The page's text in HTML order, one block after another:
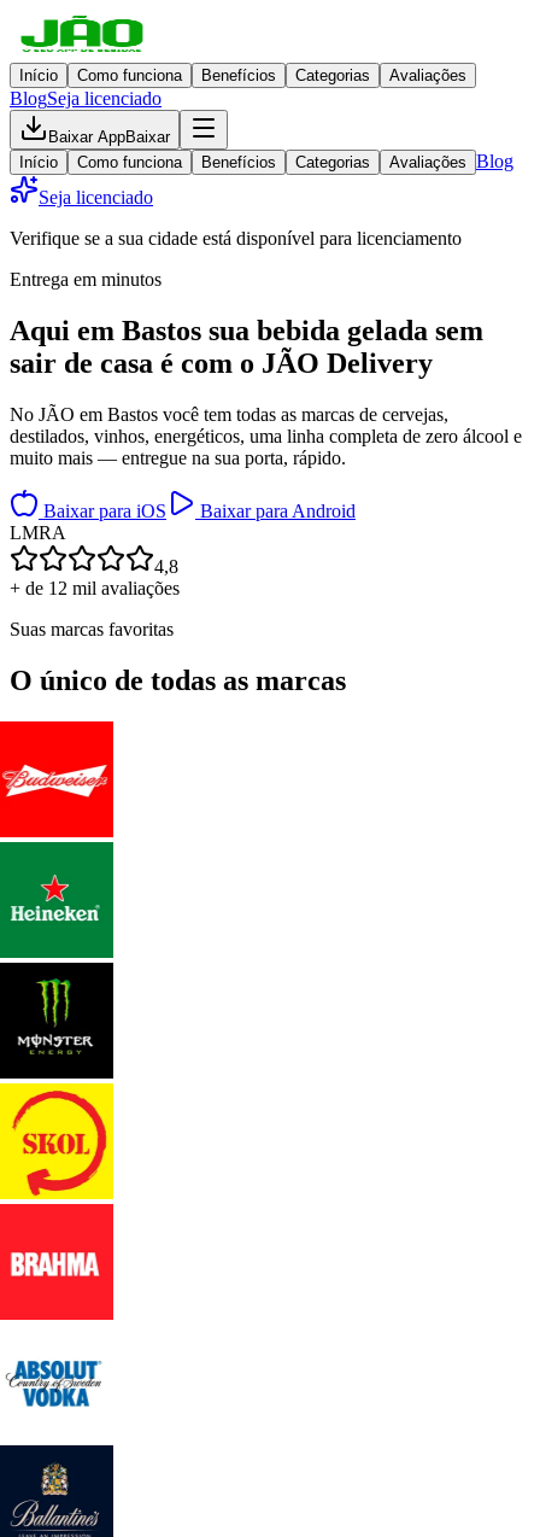
Início Como funciona Benefícios Categorias Avaliações
BlogSeja licenciado
Baixar AppBaixar
Início
Como funciona Benefícios Categorias Avaliações Blog
Seja licenciado
Verifique se a sua cidade está disponível para licenciamento
Entrega em minutos
Aqui em Bastos sua bebida gelada sem
sair de casa é com o JÃO Delivery
No JÃO em Bastos você tem todas as marcas de cervejas,
destilados, vinhos, energéticos, uma linha completa de zero álcool e
muito mais — entregue na sua porta, rápido.
Baixar para iOS
Baixar para Android
LMRA
4,8
+ de 12 mil avaliações
Suas marcas favoritas
O único de todas as marcas